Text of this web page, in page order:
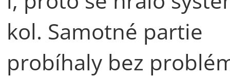
kol. Samotné partie
probíhaly bez